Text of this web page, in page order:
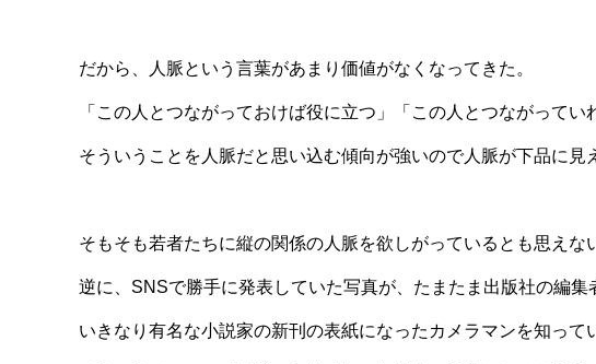
だから、人脈という言葉があまり価値がなくなってきた。
「この人とつながっておけば役に立つ」「この人とつながってい
そういうことを人脈だと思い込む傾向が強いので人脈が下品に見
そもそも若者たちに縦の関係の人脈を欲しがっているとも思えな
逆に、SNSで勝手に発表していた写真が、たまたま出版社の編集
いきなり有名な小説家の新刊の表紙になったカメラマンを知って